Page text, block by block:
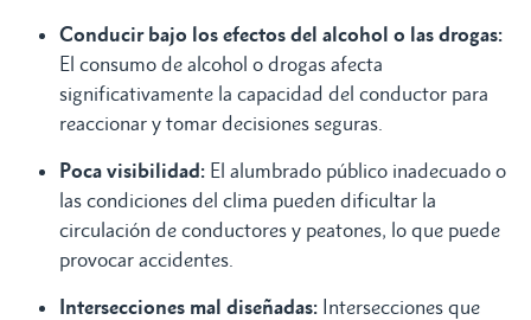
Conducir bajo los efectos del alcohol o las drogas:
El consumo de alcohol o drogas afecta
significativamente la capacidad del conductor para
reaccionar y tomar decisiones seguras.
Poca visibilidad: El alumbrado público inadecuado o
las condiciones del clima pueden dificultar la
circulación de conductores y peatones, lo que puede
provocar accidentes.
Intersecciones mal diseñadas: Intersecciones que